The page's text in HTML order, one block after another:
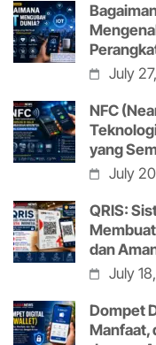
July
NFC
yang
July
QRIS:
dan
July
Dompet
Manfaat,